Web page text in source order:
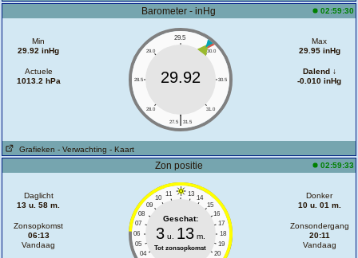
Barometer - inHg 02:59:30
Min
29.92 inHg
Actuele
1013.2 hPa
29.5
29.0 30.0
28.5 30.5
28.0 31.0
|
27.5 31.5
29.92
Max
29.95 inHg
Dalend ↓
-0.010 inHg
Grafieken - Verwachting - Kaart
Zon positie 02:59:33
Daglicht
13 u. 58 m.
Zonsopkomst
06:13
Vandaag
11 13
10
14
09
15
08
16
07
17
06
18
05
19
04
20
Geschat:
3u. 13m.
Tot zonsopkomst
Donker
10 u. 01 m.
Zonsondergang
20:11
Vandaag